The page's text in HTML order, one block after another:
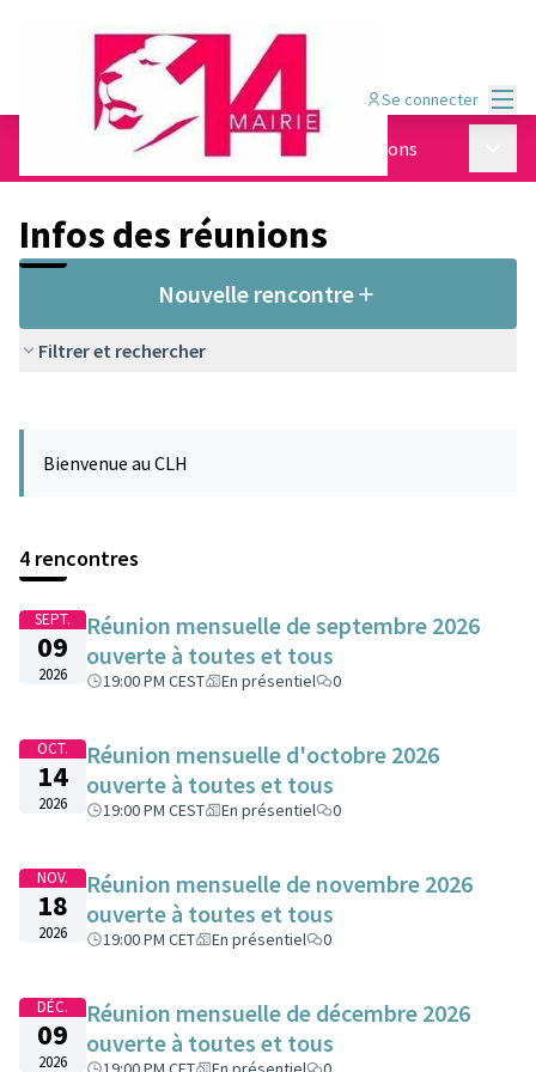
Se connecter
Le Conseil Local du Handicap Infos des réunions
Infos des réunions
Nouvelle rencontre
Filtrer et rechercher
−
Bienvenue au CLH
4 rencontres
SEPT.
09
2026
Réunion mensuelle de septembre 2026
ouverte à toutes et tous
19:00 PM CEST En présentiel 0
OCT.
14
2026
Réunion mensuelle d'octobre 2026
ouverte à toutes et tous
19:00 PM CEST En présentiel 0
NOV.
18
2026
Réunion mensuelle de novembre 2026
ouverte à toutes et tous
19:00 PM CET En présentiel 0
DÉC.
09
2026
Réunion mensuelle de décembre 2026
ouverte à toutes et tous